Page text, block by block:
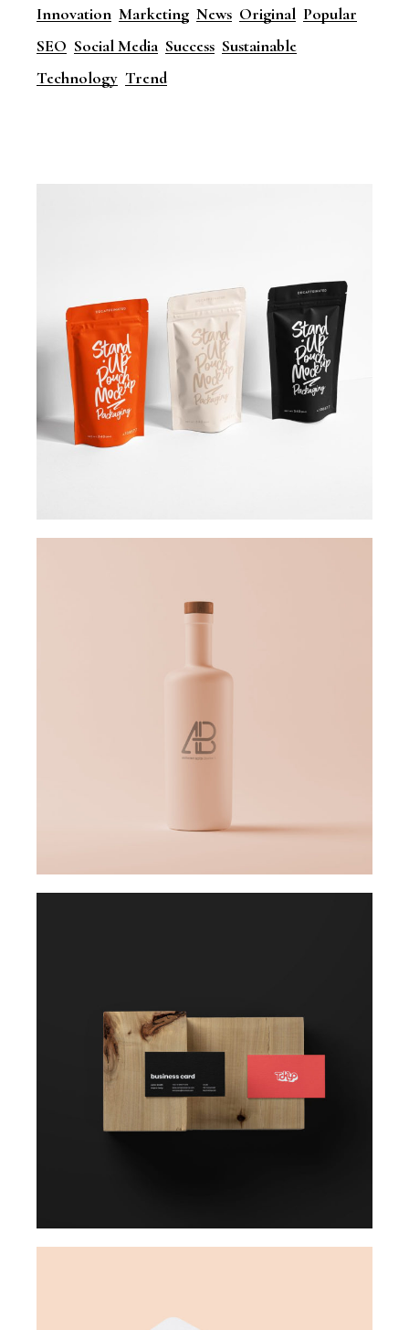
Innovation Marketing News Original Popular
SEO Social Media Success Sustainable
Technology Trend